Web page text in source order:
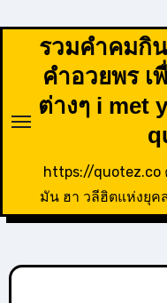
content
รวมคำคมกิ
คำอวยพร
ต่างๆ i met
https://quotez.co
มัน ฮา วลีฮิตแห่งยุค